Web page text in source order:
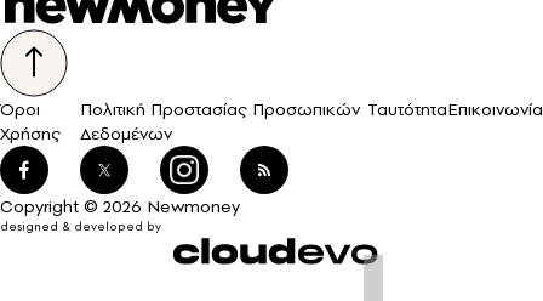
Όροι
Χρήσης
Πολιτική Προστασίας Προσωπικών
Δεδομένων
ΤαυτότηταΕπικοινωνία
Copyright © 2026 Newmoney
designed & developed by